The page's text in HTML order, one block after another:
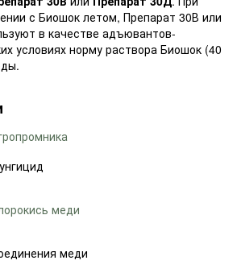
с Биошок летом, Препарат 30В или
в качестве адъювантов-
условиях норму раствора Биошок (40
меди
меди